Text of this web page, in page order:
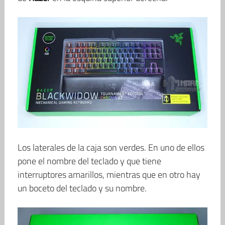
Los laterales de la caja son verdes. En uno de ellos
pone el nombre del teclado y que tiene
interruptores amarillos, mientras que en otro hay
un boceto del teclado y su nombre.